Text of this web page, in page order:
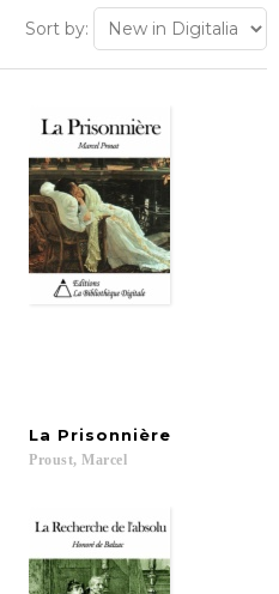
Sort by:
La Prisonnière
Proust, Marcel